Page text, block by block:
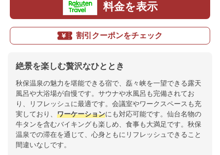
料金を表示
割引クーポンをチェック
絶景を楽しむ贅沢なひととき
秋保温泉の魅力を堪能できる宿で、磊々峡を一望できる露天
風呂や大浴場が自慢です。サウナや水風呂も完備されてお
り、リフレッシュに最適です。会議室やワークスペースも充
実しており、 ワーケーションにも対応可能です。仙台名物の
牛タンを含むバイキングも楽しめ、食事も大満足です。秋保
温泉での滞在を通じて、心身ともにリフレッシュできること
間違いなしです。